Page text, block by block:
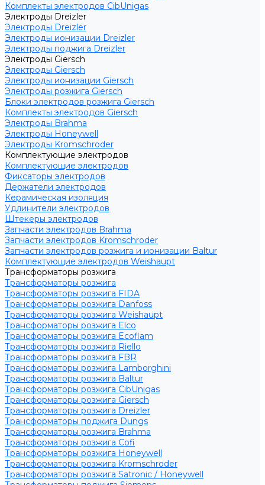
Комплекты электродов CibUnigas
Электроды Dreizler
Электроды Dreizler
Электроды ионизации Dreizler
Электроды поджига Dreizler
Электроды Giersch
Электроды Giersch
Электроды ионизации Giersch
Электроды розжига Giersch
Блоки электродов розжига Giersch
Комплекты электродов Giersch
Электроды Brahma
Электроды Honeywell
Электроды Kromschroder
Комплектующие электродов
Комплектующие электродов
Фиксаторы электродов
Держатели электродов
Керамическая изоляция
Удлинители электродов
Штекеры электродов
Запчасти электродов Brahma
Запчасти электродов Kromschroder
Запчасти электродов розжига и ионизации Baltur
Комплектующие электродов Weishaupt
Трансформаторы розжига
Трансформаторы розжига
Трансформаторы розжига FIDA
Трансформаторы розжига Danfoss
Трансформаторы розжига Weishaupt
Трансформаторы розжига Elco
Трансформаторы розжига Ecoflam
Трансформаторы розжига Riello
Трансформаторы розжига FBR
Трансформаторы розжига Lamborghini
Трансформаторы розжига Baltur
Трансформаторы розжига CibUnigas
Трансформаторы розжига Giersch
Трансформаторы розжига Dreizler
Трансформаторы поджига Dungs
Трансформаторы розжига Brahma
Трансформаторы розжига Cofi
Трансформаторы розжига Honeywell
Трансформаторы розжига Kromschroder
Трансформаторы розжига Satronic / Honeywell